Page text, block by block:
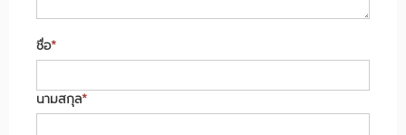
ชื่อ*
นามสกุล*